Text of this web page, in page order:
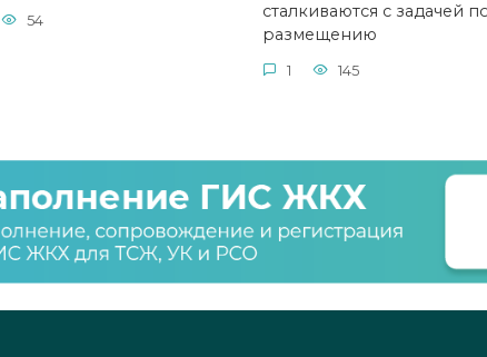
54
сталкиваются с задачей
размещению
1 145